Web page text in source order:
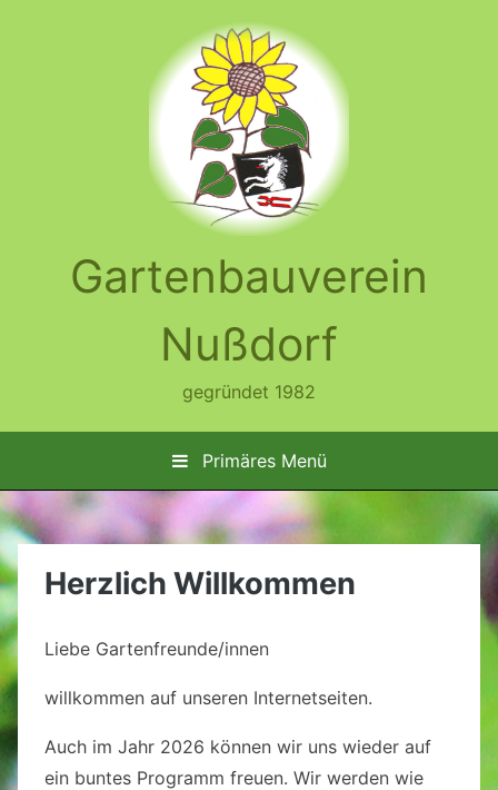
Gartenbauverein
Nußdorf
gegründet 1982
Primäres Menü
Herzlich Willkommen
Liebe Gartenfreunde/innen
willkommen auf unseren Internetseiten.
Auch im Jahr 2026 können wir uns wieder auf
ein buntes Programm freuen. Wir werden wie